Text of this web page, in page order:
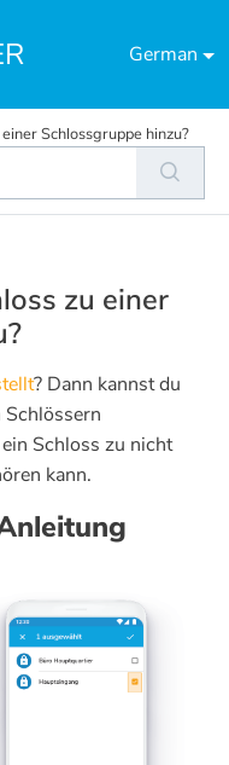
German
Schlossgruppe hinzu?
zu einer
? Dann kannst du
Schloss zu nicht
kann.